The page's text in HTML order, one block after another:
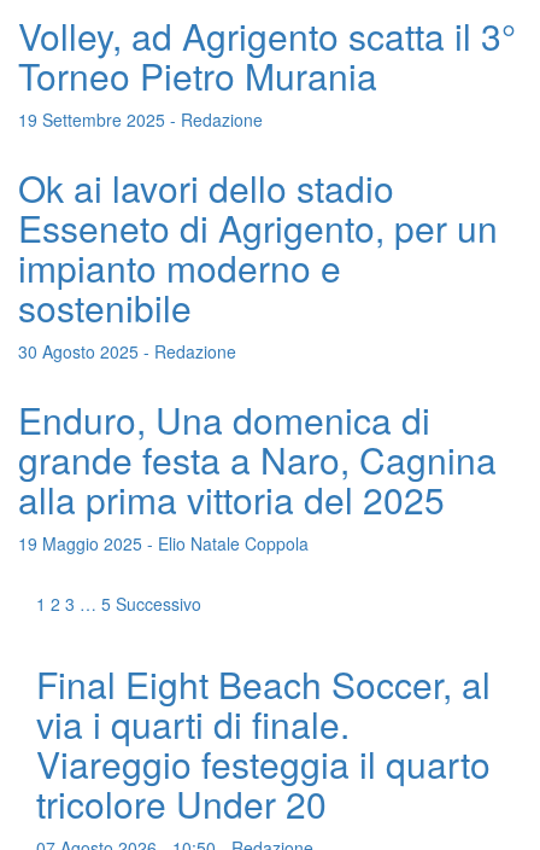
Volley, ad Agrigento scatta il 3°
Torneo Pietro Murania
19 Settembre 2025 - Redazione
Ok ai lavori dello stadio
Esseneto di Agrigento, per un
impianto moderno e
sostenibile
30 Agosto 2025 - Redazione
Enduro, Una domenica di
grande festa a Naro, Cagnina
alla prima vittoria del 2025
19 Maggio 2025 - Elio Natale Coppola
1 2 3 … 5 Successivo
Final Eight Beach Soccer, al
via i quarti di finale.
Viareggio festeggia il quarto
tricolore Under 20